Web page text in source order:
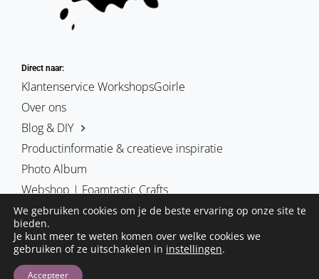
Direct naar:
Klantenservice WorkshopsGoirle
Over ons
Blog & DIY
Productinformatie & creatieve inspiratie
Photo Album
Webshop | Foamtastic Crafts
De blog foamtasticcrafts | schmink & cosplay | workshopsgoirle.
Deze site is is eigendom van Hobby-Art vof
We gebruiken cookies om je de beste ervaring op onze site te
bieden.
Je kunt meer te weten komen over welke cookies we
gebruiken of ze uitschakelen in instellingen.
Accepteer